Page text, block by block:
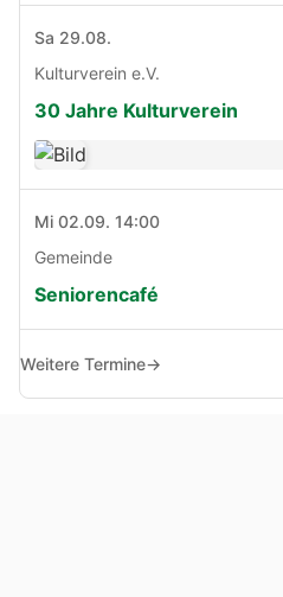
Sa 29.08.
Kulturverein e.V.
30 Jahre Kulturverein
Mi 02.09. 14:00
Gemeinde
Seniorencafé
Weitere Termine→